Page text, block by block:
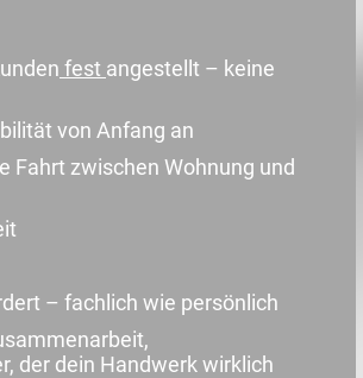
fest angestellt – keine
von Anfang an
Fahrt zwischen Wohnung und
– fachlich wie persönlich
der dein Handwerk wirklich